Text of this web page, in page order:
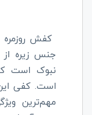
کفش روزمره
جنس زیره
نبوک است
است. کفی
مهم‌ترین